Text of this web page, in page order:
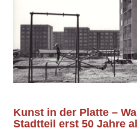
Kunst in der Platte –
Stadtteil erst 50 Jahre